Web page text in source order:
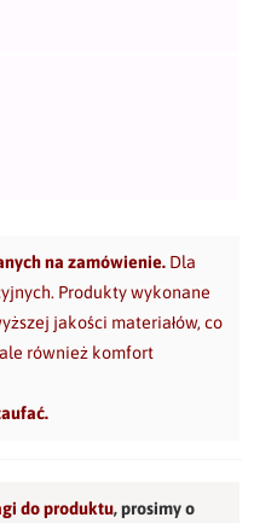
na zamówienie. Dla
Produkty wykonane
jakości materiałów, co
również komfort
do produktu,prosimy o